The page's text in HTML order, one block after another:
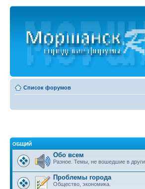
Список форумов
ОБЩИЙ
Обо всем
Разное. Темы, не вошедшие в
Проблемы города
Общество, экономика.